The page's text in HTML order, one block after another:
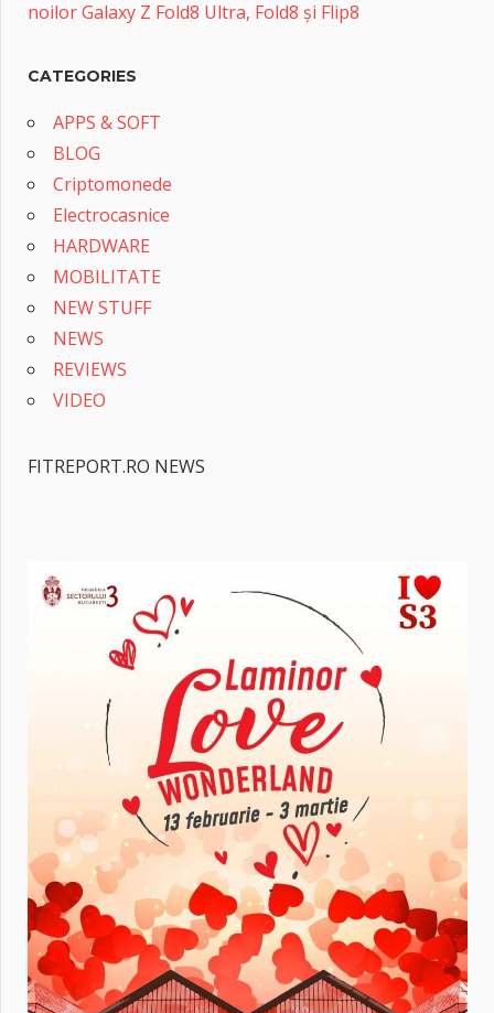
noilor Galaxy Z Fold8 Ultra, Fold8 și Flip8
CATEGORIES
APPS & SOFT
BLOG
Criptomonede
Electrocasnice
HARDWARE
MOBILITATE
NEW STUFF
NEWS
REVIEWS
VIDEO
FITREPORT.RO NEWS